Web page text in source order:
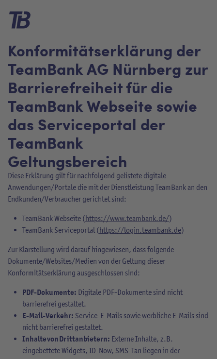
Konformitätserklärung der
TeamBank AG Nürnberg zur
Barrierefreiheit für die
TeamBank Webseite sowie
das Serviceportal der
TeamBank
Geltungsbereich
Diese Erklärung gilt für nachfolgend gelistete digitale
Anwendungen/Portale die mit der Dienstleistung TeamBank an den
Endkunden/Verbraucher gerichtet sind:
TeamBank Webseite (https://www.teambank.de/)
TeamBank Serviceportal (https://login.teambank.de)
Zur Klarstellung wird darauf hingewiesen, dass folgende
Dokumente/Websites/Medien von der Geltung dieser
Konformitätserklärung ausgeschlossen sind:
PDF-Dokumente: Digitale PDF-Dokumente sind nicht
barrierefrei gestaltet.
E-Mail-Verkehr: Service-E-Mails sowie werbliche E-Mails sind
nicht barrierefrei gestaltet.
Inhalte von Drittanbietern: Externe Inhalte, z.B.
eingebettete Widgets, ID-Now, SMS-Tan liegen in der